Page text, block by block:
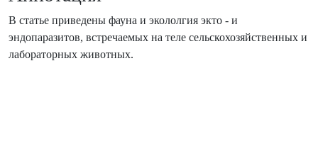
В статье приведены фауна и экололгия экто - и
эндопаразитов, встречаемых на теле сельскохозяйственных и
лабораторных животных.